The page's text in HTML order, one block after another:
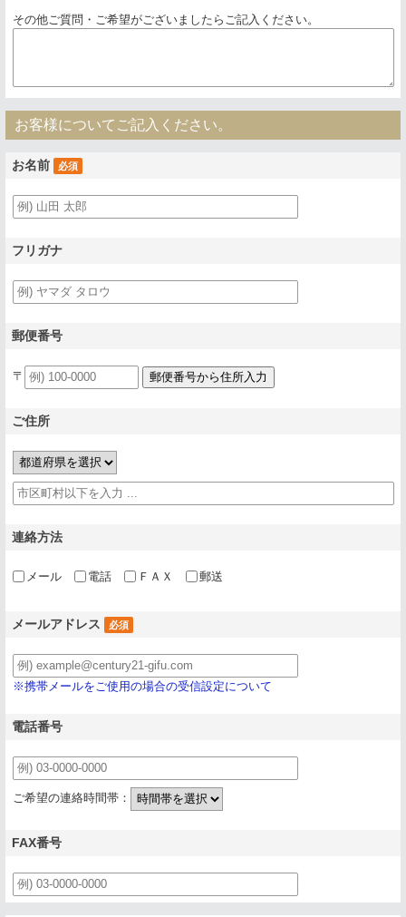
その他ご質問・ご希望がございましたらご記入ください。
お客様についてご記入ください。
お名前 必須
フリガナ
郵便番号
〒
ご住所
連絡方法
メール 電話 ＦＡＸ 郵送
メールアドレス 必須
※携帯メールをご使用の場合の受信設定について
電話番号
ご希望の連絡時間帯：
FAX番号